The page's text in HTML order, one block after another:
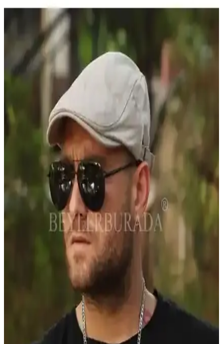
Charles Tyrwhitt Saf Keten Gömleklerde
Transparanlık ve Kumaş Özellikleri
Charles Tyrwhitt saf keten gömlekler, özellikle açık renklerde hafif
transparan olabilir. Kumaş yapısı ve renk seçimi transparanlığı
etkiler. Koyu renkler ve keten karışımlı kumaşlar transparanlığı
Beyaz Keten Gömleklerde Şeffaflık ve Doğru İç
Giyim Seçenekleri
Beyaz keten gömleklerin şeffaflığı, kumaş kalınlığı ve iç giyim
seçimiyle azaltılabilir. Ten rengi iç çamaşırı ve kalın dokuma
kumaşlar şeffaflığı minimize eder, stil ve kullanım amacına göre
tercih değişir.
Yaz Aylarında Tercih Edilebilecek Pamuk Karışımlı
Eşofman Altlarının Özellikleri ve Alternatif
Kumaşlar
Yaz aylarında eşofman altı seçimi, pamuk ve polyester karışımlarının
nefes alabilirlik ve ter yönetimi özellikleriyle konfor sağlar. Keten ve
tropikal yün gibi alternatif kumaşlar da sıcak havalarda avantajlıdır.
Yaz Aylarında İş Yerinde Rahat ve Şık Giyinme İçin
Kumaş ve Kombin Önerileri
Yaz aylarında iş yerinde konforlu ve profesyonel görünmek için
nefes alabilir keten ve hafif yün karışımlı kumaşlar tercih edilmeli.
Açık tonlu gömlekler, yapısız spor ceketler ve chino pantolonlar
Keten Şapka Karşılaştırması: Accessory City NY ve
Felisya Modelleri Analizi